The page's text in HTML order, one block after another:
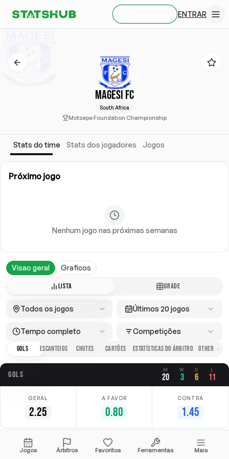
ENTRAR
MAGESI FC
South Africa
Motsepe Foundation Championship
Stats do time Stats dos jogadores Jogos
Próximo jogo
Nenhum jogo nas próximas semanas
Visao geral Graficos
LISTA GRADE
Todos os jogos Últimos 20 jogos
Tempo completo
Competições
GOLS
ESCANTEIOS CHUTES CARTÕES ESTATÍSTICAS DO ÁRBITRO
GOLS M
20
W
3
D
6
L
11
GERAL
2.25
A FAVOR
0.80
CONTRA
1.45
Casa Fora Competição
Jogos Árbitros Favoritos Ferramentas Mais